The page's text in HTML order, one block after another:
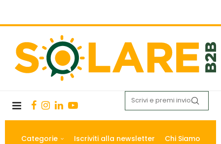
Categorie Iscriviti alla newsletter Chi Siamo